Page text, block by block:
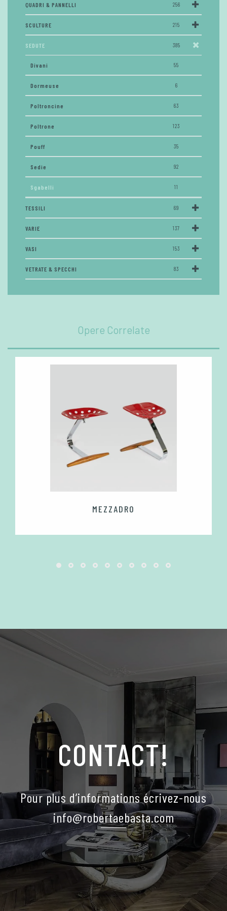
QUADRI & PANNELLI 256
SCULTURE 215
SEDUTE 385
Divani 55
Dormeuse 6
Poltroncine 63
Poltrone 123
Pouff 35
Sedie 92
Sgabelli 11
TESSILI 69
VARIE 137
VASI 153
VETRATE & SPECCHI 83
Opere Correlate
MEZZADRO
CONTACT!
Pour plus d’informations écrivez-nous
info@robertaebasta.com